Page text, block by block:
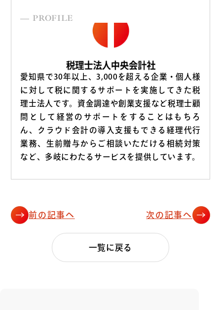
PROFILE
愛知県で30年以上、3,000を超える企業・個人様
に対して税に関するサポートを実施してきた税
理士法人です。資金調達や創業支援など税理士顧
問として経営のサポートをすることはもちろ
ん、クラウド会計の導入支援もできる経理代行
業務、生前贈与からご相談いただける相続対策
など、多岐にわたるサービスを提供しています。
前の記事へ
一覧に戻る
次の記事へ